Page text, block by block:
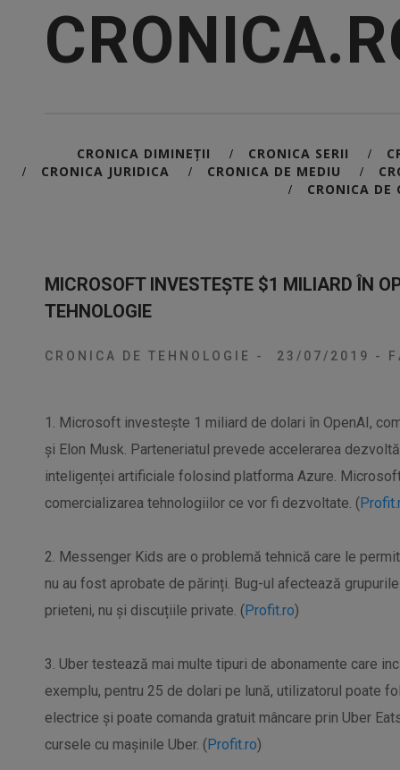
CRONICA DIMINEȚII / CRONICA SERII /
/ CRONICA JURIDICA / CRONICA DE MEDIU /
/ CRONICA DE
MICROSOFT INVESTEȘTE $1 MILIARD ÎN
TEHNOLOGIE
CRONICA DE TEHNOLOGIE - 23/07/2019 -
1. Microsoft investește 1 miliard de dolari în OpenAI,
și Elon Musk. Parteneriatul prevede accelerarea
inteligenței artificiale folosind platforma Azure.
comercializarea tehnologiilor ce vor fi dezvoltate. (
2. Messenger Kids are o problemă tehnică care le
nu au fost aprobate de părinți. Bug-ul afectează
prieteni, nu și discuțiile private. (Profit.ro)
3. Uber testează mai multe tipuri de abonamente care
exemplu, pentru 25 de dolari pe lună, utilizatorul poate
electrice și poate comanda gratuit mâncare prin Uber
cursele cu mașinile Uber. (Profit.ro)